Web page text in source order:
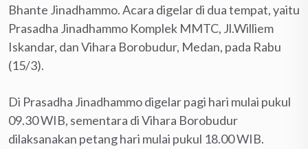
Bhante Jinadhammo. Acara digelar di dua tempat, yaitu
Prasadha Jinadhammo Komplek MMTC, Jl.Williem
Iskandar, dan Vihara Borobudur, Medan, pada Rabu
(15/3).
Di Prasadha Jinadhammo digelar pagi hari mulai pukul
09.30 WIB, sementara di Vihara Borobudur
dilaksanakan petang hari mulai pukul 18.00 WIB.